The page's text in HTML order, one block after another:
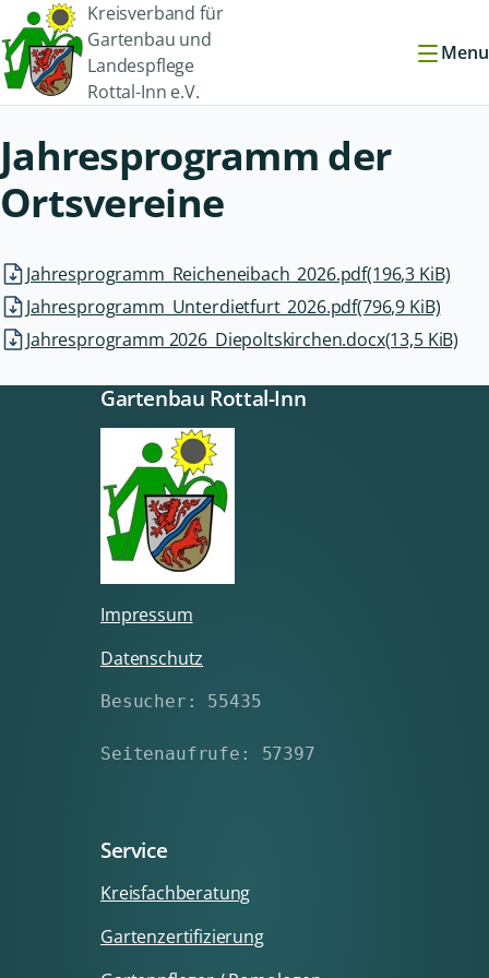
Kreisverband für
Gartenbau und
Landespflege
Rottal-Inn e.V.
Menu
Jahresprogramm der
Ortsvereine
Jahresprogramm_Reicheneibach_2026.pdf(196,3 KiB)
Jahresprogramm_Unterdietfurt_2026.pdf(796,9 KiB)
Jahresprogramm 2026_Diepoltskirchen.docx(13,5 KiB)
Gartenbau Rottal-Inn
Impressum
Datenschutz
Besucher: 55435
Seitenaufrufe: 57397
Service
Kreisfachberatung
Gartenzertifizierung